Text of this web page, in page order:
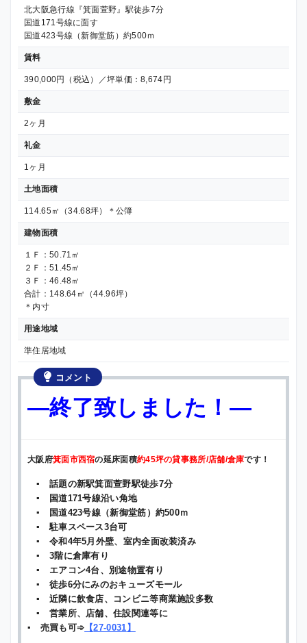
北大阪急行線『箕面萱野』駅徒歩7分
国道171号線に面す
国道423号線（新御堂筋）約500ｍ
賃料
390,000円（税込）／坪単価：8,674円
敷金
2ヶ月
礼金
1ヶ月
土地面積
114.65㎡（34.68坪）＊公簿
建物面積
１Ｆ：50.71㎡
２Ｆ：51.45㎡
３Ｆ：46.48㎡
合計：148.64㎡（44.96坪）
＊内寸
用途地域
準住居地域
コメント
—終了致しました！—
大阪府箕面市西宿の延床面積約45坪の貸事務所/店舗/倉庫です！
▪ 話題の新駅箕面萱野駅徒歩7分
▪ 国道171号線沿い角地
▪ 国道423号線（新御堂筋）約500ｍ
▪ 駐車スペース3台可
▪ 令和4年5月外壁、室内全面改装済み
▪ 3階に倉庫有り
▪ エアコン4台、別途物置有り
▪ 徒歩6分にみのおキューズモール
▪ 近隣に飲食店、コンビニ等商業施設多数
▪ 営業所、店舗、住設関連等に
▪ 売買も可➾ 【27-0031 】